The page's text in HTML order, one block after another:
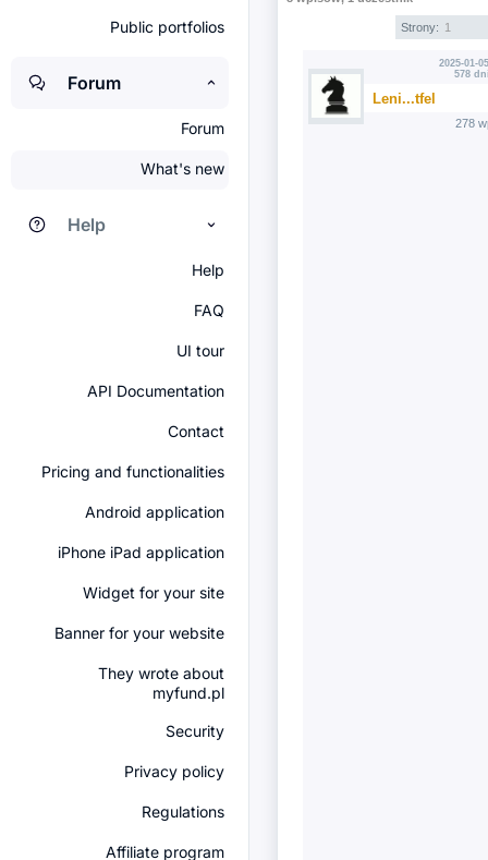
Public portfolios
Forum
Forum
What's new
Help
Help
FAQ
UI tour
API Documentation
Contact
Pricing and functionalities
Android application
iPhone iPad application
Widget for your site
Banner for your website
They wrote about
myfund.pl
Security
Privacy policy
Regulations
Affiliate program
Strony: 1
2025-01-
578
Leni...tfel
278